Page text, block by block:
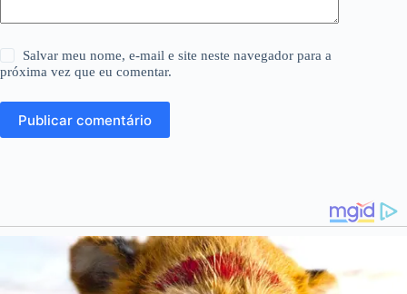
Salvar meu nome, e-mail e site neste navegador para a
próxima vez que eu comentar.
Publicar comentário